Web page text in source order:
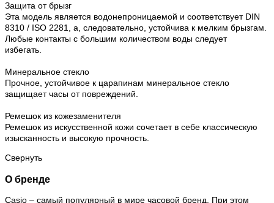
Защита от брызг
Эта модель является водонепроницаемой и соответствует DIN
8310 / ISO 2281, а, следовательно, устойчива к мелким брызгам.
Любые контакты с большим количеством воды следует
избегать.
Минеральное стекло
Прочное, устойчивое к царапинам минеральное стекло
защищает часы от повреждений.
Ремешок из кожезаменителя
Ремешок из искусственной кожи сочетает в себе классическую
изысканность и высокую прочность.
Свернуть
О бренде
Casio – самый популярный в мире часовой бренд. При этом